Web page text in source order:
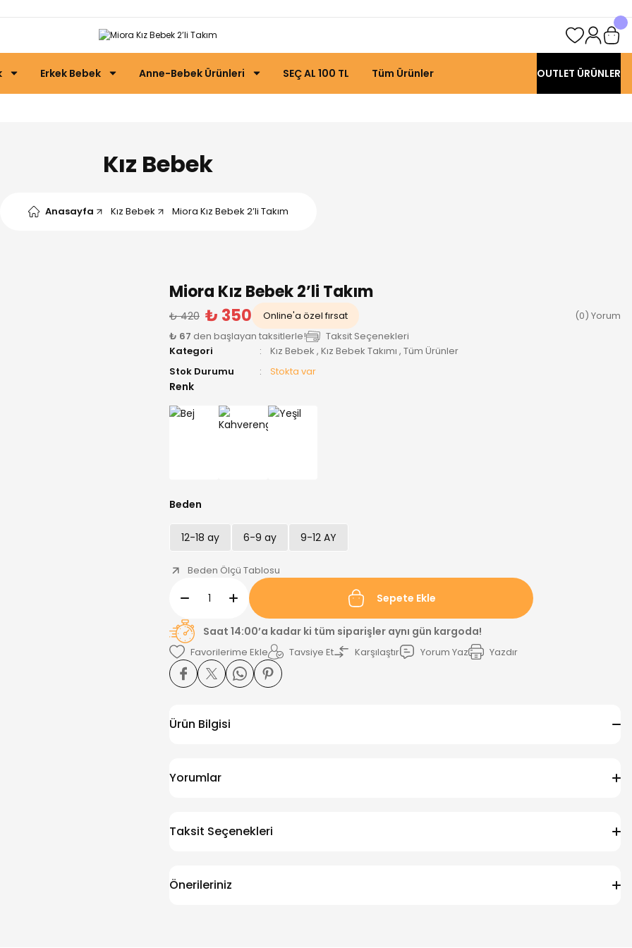
Erkek Bebek Anne-Bebek Ürünleri SEÇ AL 100 TL Tüm Ürünler OUTLET ÜRÜNLER
Kız Bebek
Anasayfa Kız Bebek Miora Kız Bebek 2’li Takım
Miora Kız Bebek 2’li Takım
₺ 420 ₺ 350 Online'a özel fırsat
(0) Yorum
₺ 67 den başlayan taksitlerle!
Taksit Seçenekleri
Kategori
Kız Bebek , Kız Bebek Takımı , Tüm Ürünler
Stok Durumu
Stokta var
Renk
Beden
12-18 ay 6-9 ay 9-12 AY
Beden Ölçü Tablosu
Sepete Ekle
Saat 14:00’a kadar ki tüm siparişler aynı gün kargoda!
Tavsiye Et Karşılaştır Yorum Yaz Yazdır
Ürün Bilgisi
Yorumlar
Taksit Seçenekleri
Önerileriniz